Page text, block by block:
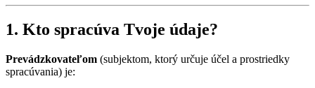
1. Kto spracúva Tvoje údaje?
Prevádzkovateľom (subjektom, ktorý určuje účel a prostriedky
spracúvania) je: